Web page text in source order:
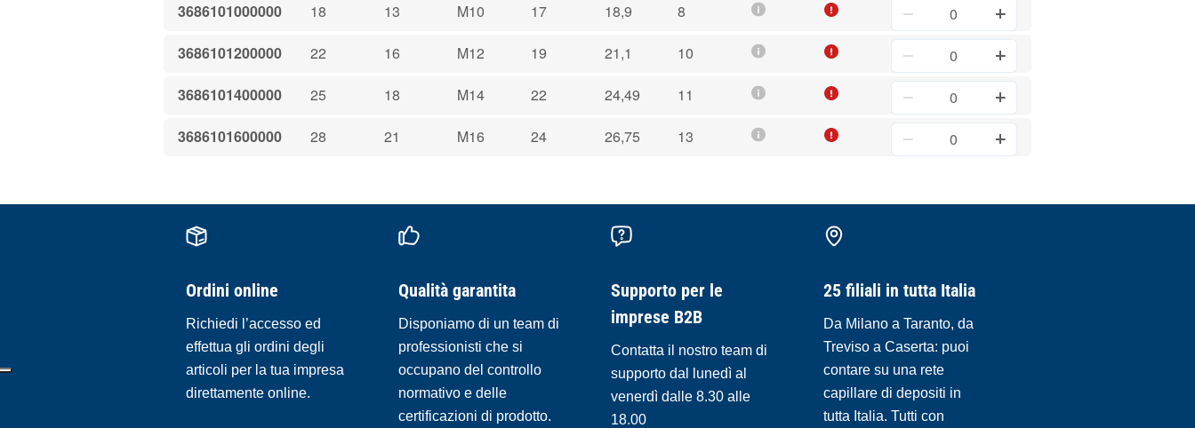
3686101000000 18 13 M10 17 18,9 8
3686101200000 22 16 M12 19 21,1 10
3686101400000 25 18 M14 22 24,49 11
3686101600000 28 21 M16 24 26,75 13
Ordini online
Richiedi l’accesso ed
effettua gli ordini degli
articoli per la tua impresa
direttamente online.
Qualità garantita
Disponiamo di un team di
professionisti che si
occupano del controllo
normativo e delle
certificazioni di prodotto.
Supporto per le
imprese B2B
Contatta il nostro team di
supporto dal lunedì al
venerdì dalle 8.30 alle
18.00
25 filiali in tutta Italia
Da Milano a Taranto, da
Treviso a Caserta: puoi
contare su una rete
capillare di depositi in
tutta Italia. Tutti con